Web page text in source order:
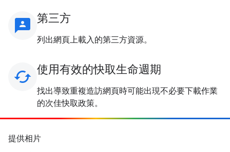
3p 第三方
列出網頁上載入的第三方資源。
cached 使用有效的快取生命週期
找出導致重複造訪網頁時可能出現不必要下載作業
的次佳快取政策。
提供相片